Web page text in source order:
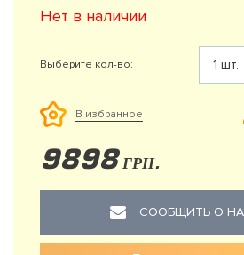
Нет в наличии
Выберите кол-во:
В избранное
9898 ГРН.
СООБЩИТЬ О